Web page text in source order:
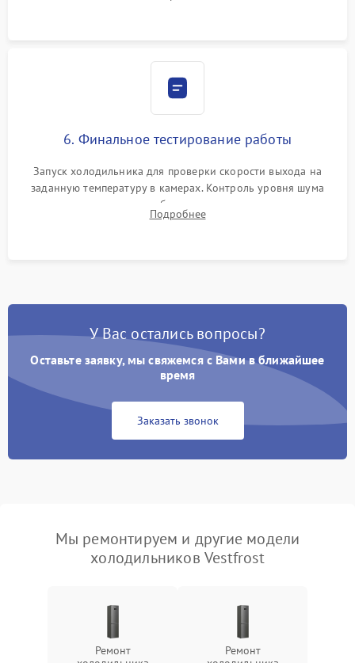
6. Финальное тестирование работы
Запуск холодильника для проверки скорости выхода на
заданную температуру в камерах. Контроль уровня шума
компрессора, отсутствия обмерзания стенок и корректного
срабатывания системы автоматической оттайки.
Подробнее
У Вас остались вопросы?
Оставьте заявку, мы свяжемся с Вами в ближайшее
время
Заказать звонок
Мы ремонтируем и другие модели
холодильников Vestfrost
Ремонт
Ремонт